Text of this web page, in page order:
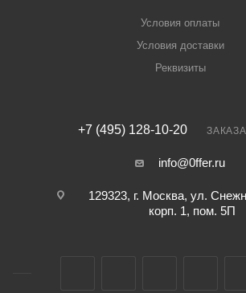
Условия оплаты
Условия доставки
Реквизиты
+7 (495) 128-10-20
info@0ffer.ru
129323, г. Москва, ул.
корп. 1, пом. 5П